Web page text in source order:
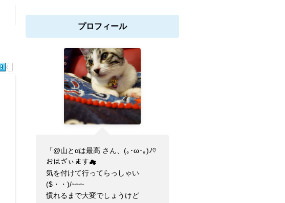
プロフィール
「@山とαは最高 さん、(⁠｡⁠･⁠ω⁠･⁠｡⁠)⁠ﾉ⁠♡
おはざぃます☁
気を付けて行ってらっしゃい
($・・)/~~~
慣れるまで大変でしょうけど